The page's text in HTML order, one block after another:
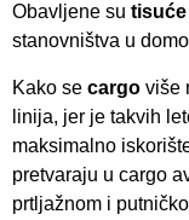
Obavljene su
stanovništva u
Kako se cargo više
linija, jer je takvih
maksimalno
pretvaraju u cargo
prtljažnom i